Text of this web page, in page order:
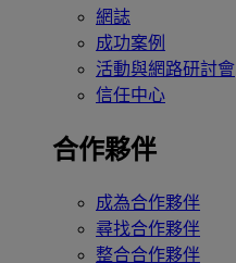
網誌
成功案例
活動與網路研討會
信任中心
合作夥伴
成為合作夥伴
尋找合作夥伴
整合合作夥伴